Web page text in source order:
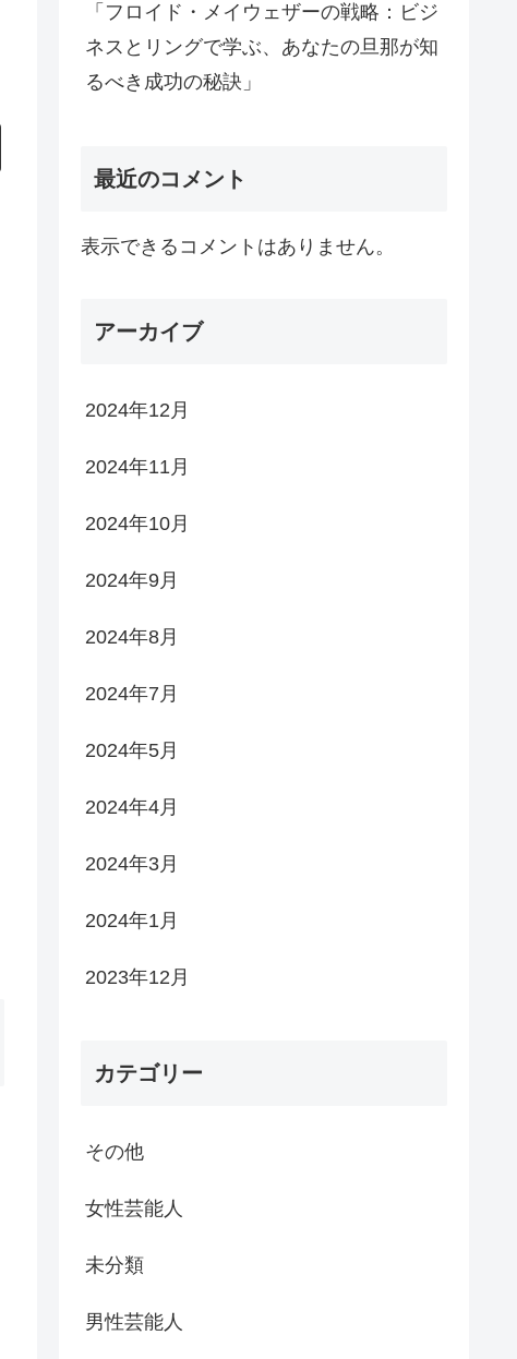
「フロイド・メイウェザーの戦略：ビジ
ネスとリングで学ぶ、あなたの旦那が知
るべき成功の秘訣」
最近のコメント
表示できるコメントはありません。
アーカイブ
2024年12月
2024年11月
2024年10月
2024年9月
2024年8月
2024年7月
2024年5月
2024年4月
2024年3月
2024年1月
2023年12月
カテゴリー
その他
女性芸能人
未分類
男性芸能人